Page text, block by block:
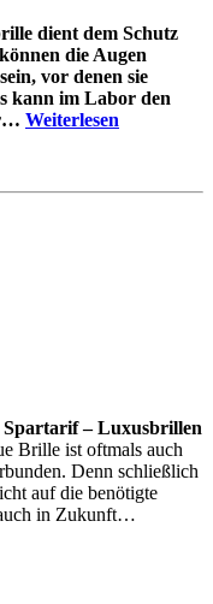
dient dem Schutz
die Augen
vor denen sie
kann im Labor den
Weiterlesen
– Luxusbrillen
Brille ist oftmals auch
Denn schließlich
auf die benötigte
in Zukunft…